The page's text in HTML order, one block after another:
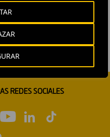
REDES SOCIALES